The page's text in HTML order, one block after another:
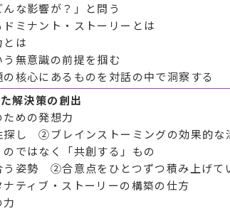
な影響が？」と問う
ドミナント・ストーリーとは
は
無意識の前提を掴む
の核心にあるものを対話の中で洞察する
解決策の創出
ための発想力
し ②ブレインストーミングの効果的な
のではなく「共創する」もの
姿勢 ②合意点をひとつずつ積み上げて
ナティブ・ストーリーの構築の仕方